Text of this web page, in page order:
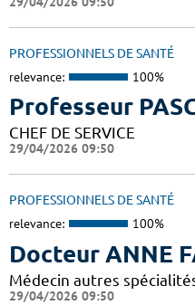
PROFESSIONNELS DE SANTÉ
relevance: 100%
Professeur
CHEF DE SERVICE
29/04/2026 09:50
PROFESSIONNELS DE SANTÉ
relevance: 100%
Docteur ANNE
Médecin autres
29/04/2026 09:50